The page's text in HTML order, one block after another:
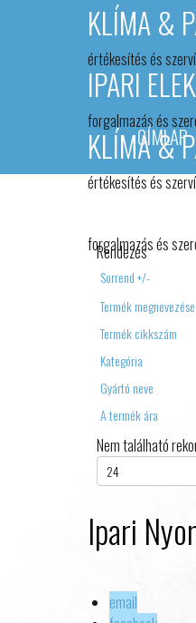
KLÍMA &
értékesítés és
IPARI
forgalmazás és
KLÍMA &
értékesítés és
forgalmazás és
CÍMLAP
Rendezés
Sorrend +/-
Termék megnevezése
Termék cikkszám
Kategória
Gyártó neve
A termék ára
Nem található
Ipari
email